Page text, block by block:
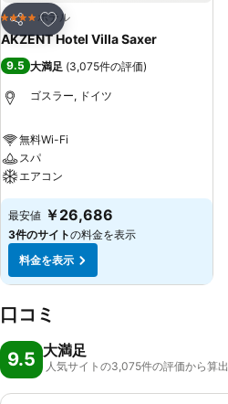
シェア
お気に入りに追加
4 ホテルのランク
ホテル
AKZENT Hotel Villa Saxer
9.5 大満足 (3,075件の評価)
ゴスラー, ドイツ
無料Wi-Fi
スパ
エアコン
最安値 ￥26,686
3件のサイトの料金を表示
料金を表示
口コミ
9.5 大満足
人気サイトの3,075件の評価から算出